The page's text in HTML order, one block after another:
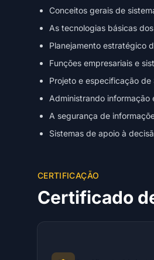
Conceitos gerais de
As tecnologias básicas
Planejamento estratégico
Funções empresariais e
Projeto e especificação de
Administrando informação
A segurança de
Sistemas de apoio à
CERTIFICAÇÃO
Certificado